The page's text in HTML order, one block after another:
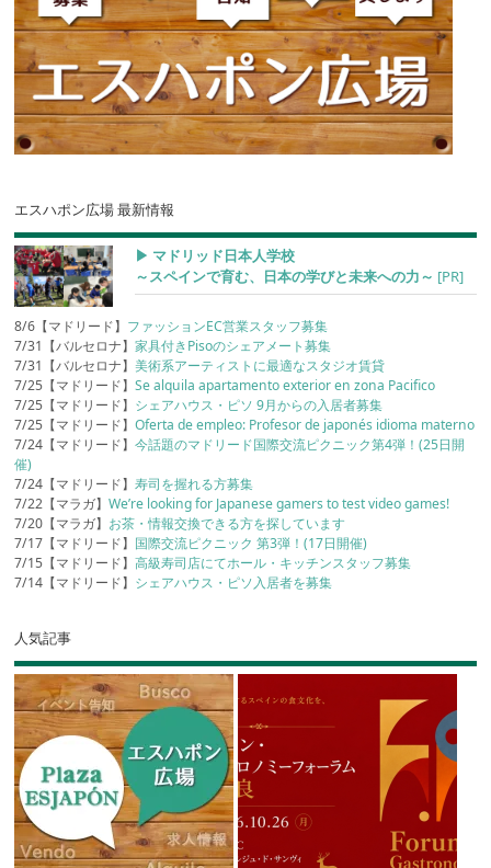
エスハポン広場 最新情報
▶︎ マドリッド日本人学校
～スペインで育む、日本の学びと未来への力～ [PR]
8/6【マドリード】 ファッションEC営業スタッフ募集
7/31【バルセロナ】家具付きPisoのシェアメート募集
7/31【バルセロナ】美術系アーティストに最適なスタジオ賃貸
7/25【マドリード】Se alquila apartamento exterior en zona Pacifico
7/25【マドリード】 シェアハウス・ピソ 9月からの入居者募集
7/25【マドリード】Oferta de empleo: Profesor de japonés idioma materno
7/24【マドリード】今話題のマドリード国際交流ピクニック第4弾！(25日開
催)
7/24【マドリード】寿司を握れる方募集
7/22【マラガ】We’re looking for Japanese gamers to test video games!
7/20【マラガ】 お茶・情報交換できる方を探しています
7/17【マドリード】 国際交流ピクニック 第3弾！(17日開催)
7/15【マドリード】高級寿司店にてホール・キッチンスタッフ募集
7/14【マドリード】 シェアハウス・ピソ入居者を募集
人気記事